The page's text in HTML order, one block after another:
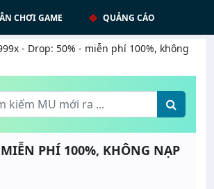
CHƠI GAME QUẢNG CÁO
- Drop: 50% - miễn phí 100%, không
PHÍ 100%, KHÔNG NẠP